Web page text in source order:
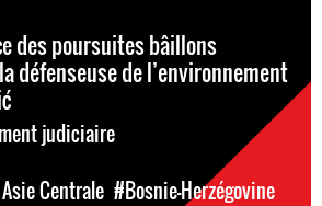
des poursuites bâillons
défenseuse de l’environnement
judiciaire
Centrale #Bosnie-Herzégovine